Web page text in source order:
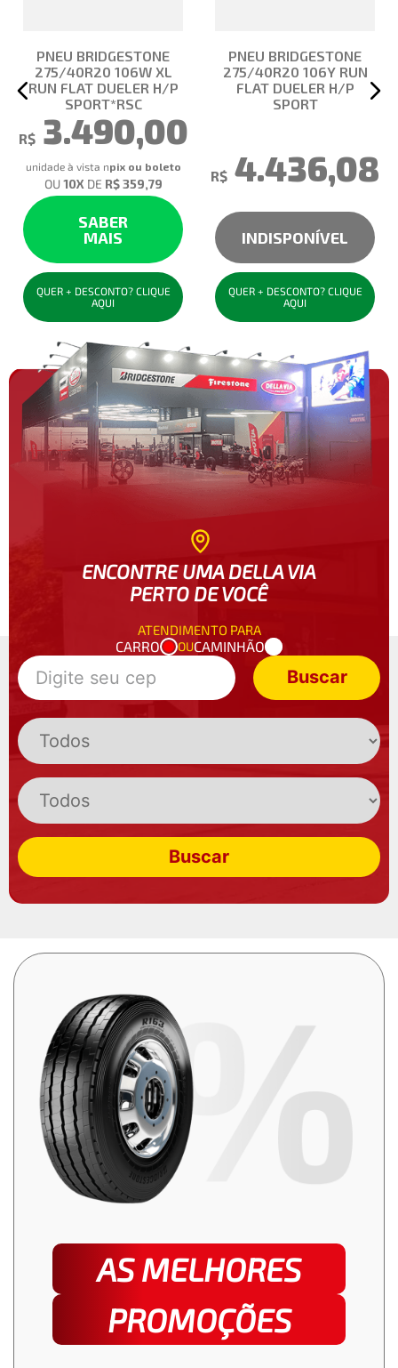
PNEU BRIDGESTONE
275/40R20 106W XL
RUN FLAT DUELER H/P
SPORT*RSC
R$ 3.490,00
unidade à vista no pix
OU10X DE R$ 359,79
SABER
MAIS
QUER + DESCONTO? CLIQUE
AQUI
PNEU BRIDGESTONE
275/40R20 106Y RUN
FLAT DUELER H/P
SPORT
R$ 4.436,08
INDISPONÍVEL
QUER + DESCONTO? CLIQUE
AQUI
ENCONTRE UMA DELLA VIA
PERTO DE VOCÊ
ATENDIMENTO PARA
CARRO OUCAMINHÃO
Buscar
Buscar
AS MELHORES
PROMOÇÕES